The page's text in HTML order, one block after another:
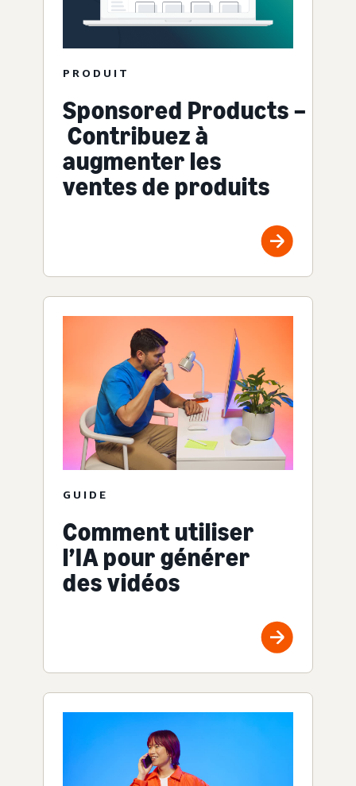
PRODUIT
Sponsored Products –
Contribuez à
augmenter les
ventes de produits
GUIDE
Comment utiliser
l’IA pour générer
des vidéos